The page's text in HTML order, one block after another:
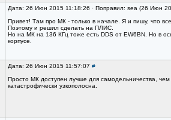
Дата: 26 Июн 2015 11:18:26 · Поправил: sea (26 Июн
Привет! Там про МК - только в начале. Я и пишу, что
Поэтому и решил сделать на ПЛИС.
Но на МК на 136 КГц тоже есть DDS от EW6BN. Но в
корпусе.
Дата: 26 Июн 2015 11:57:07 #
Просто МК доступен лучше для самодельничества, чем
катастрофически узкополосна.